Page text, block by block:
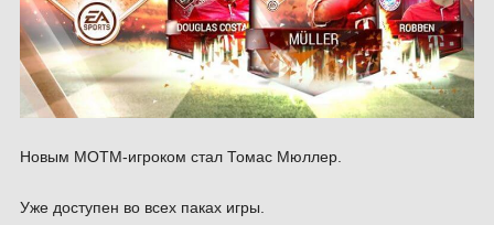
Новым MOTM-игроком стал Томас Мюллер.
Уже доступен во всех паках игры.